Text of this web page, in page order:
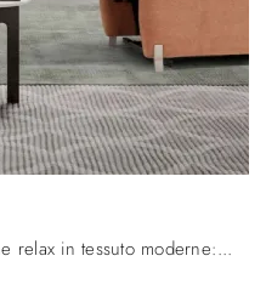
Scopri la nostra linea di Poltrone relax in tessuto moderne: scegli il modello Emilia Yoga Flexx di Spaziorelax con movimento relax.